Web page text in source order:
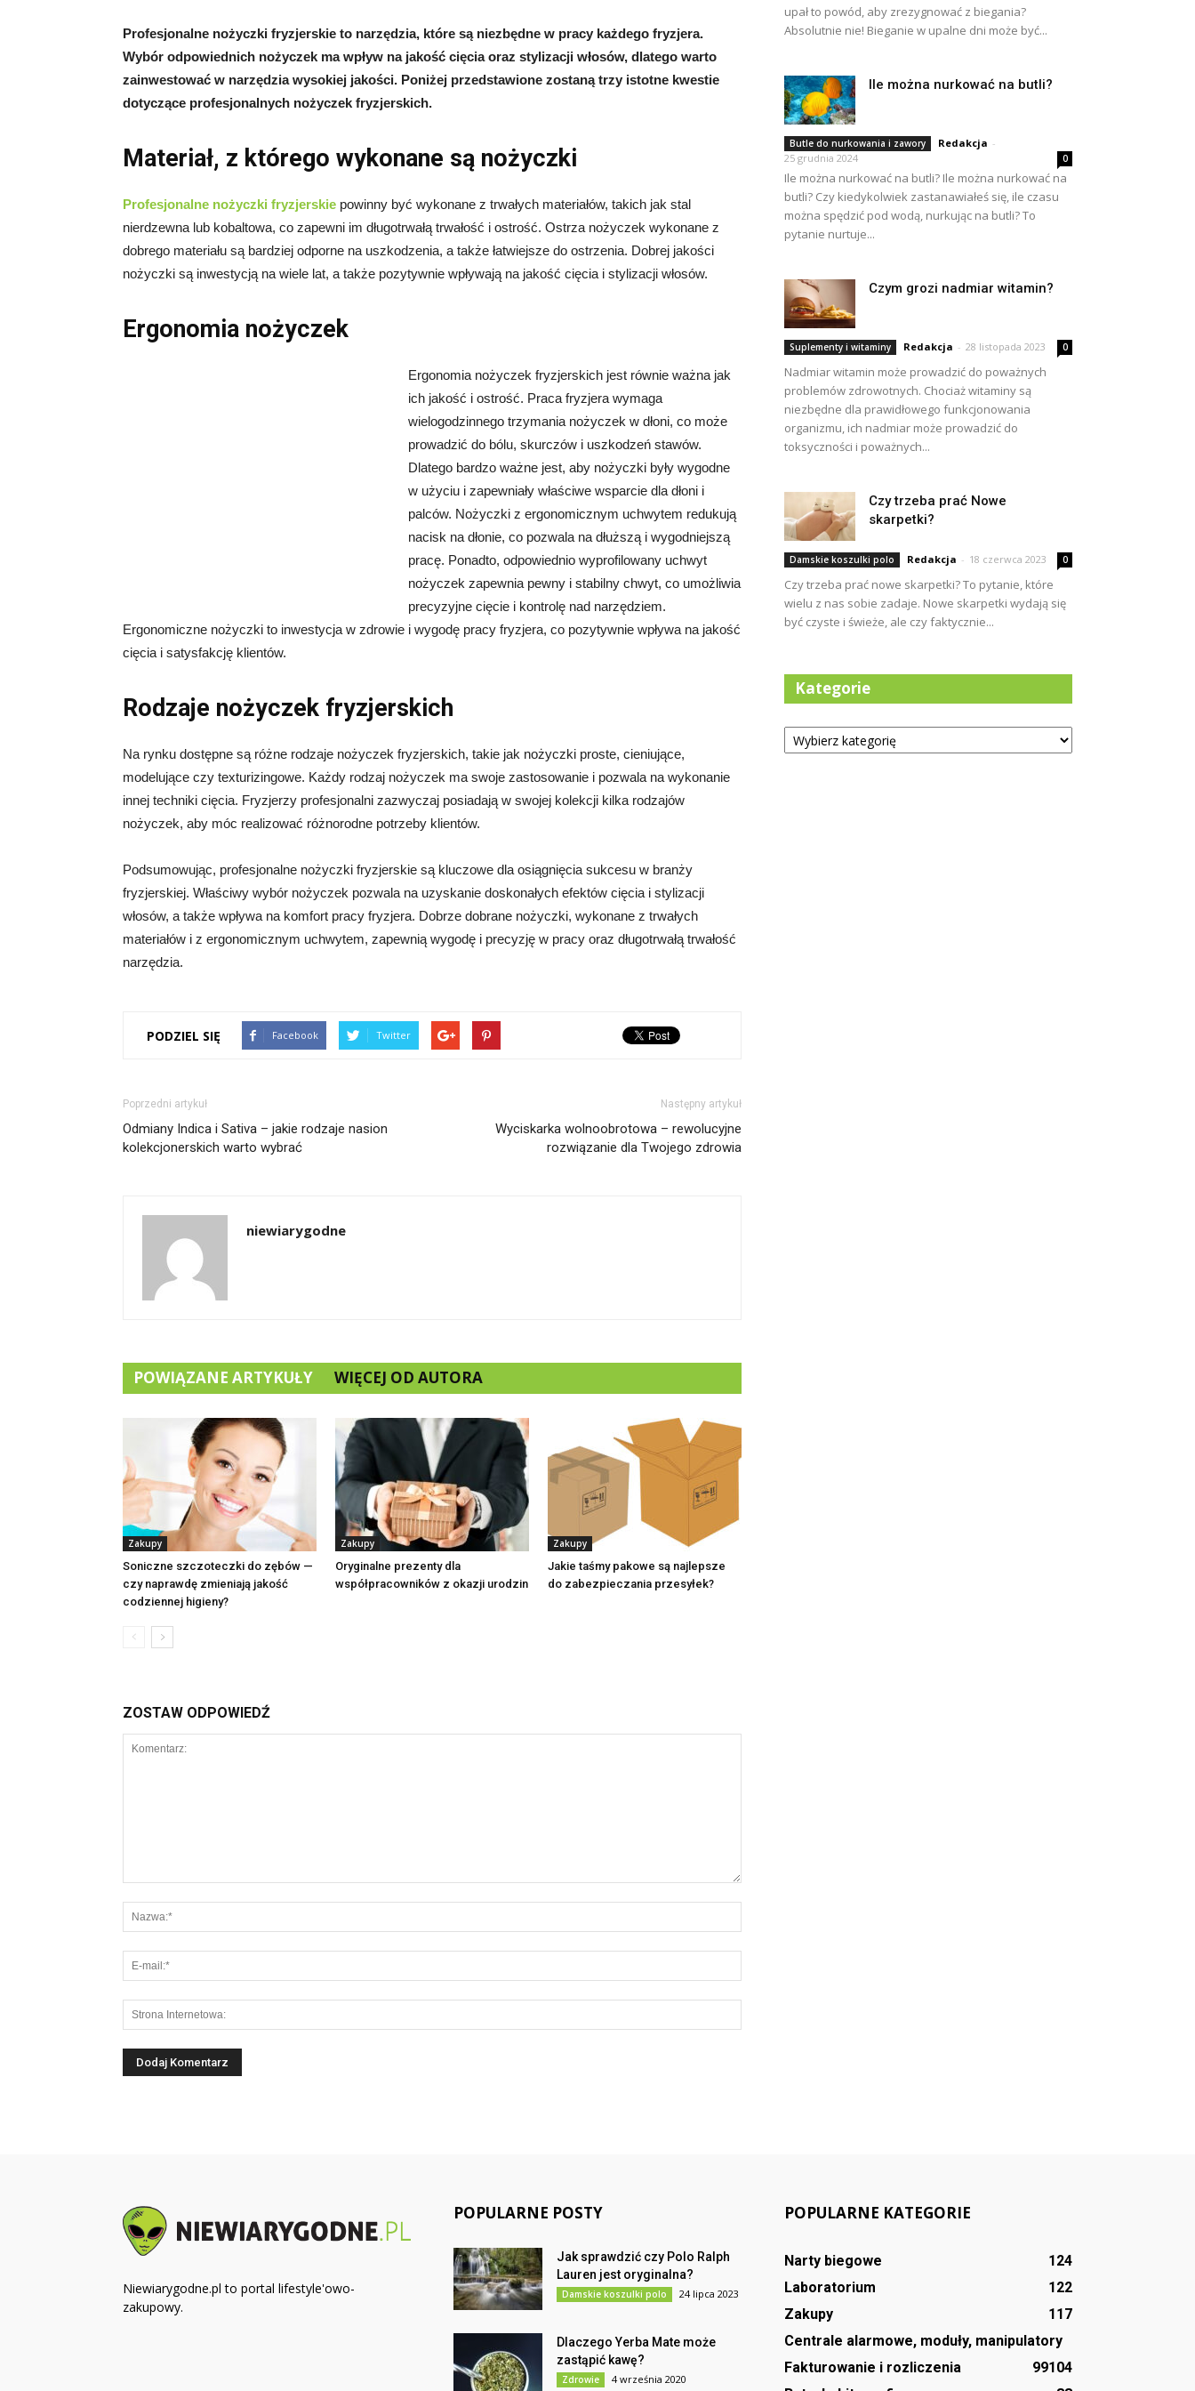
Profesjonalne nożyczki fryzjerskie to narzędzia, które są niezbędne w pracy każdego fryzjera.
Wybór odpowiednich nożyczek ma wpływ na jakość cięcia oraz stylizacji włosów, dlatego warto
zainwestować w narzędzia wysokiej jakości. Poniżej przedstawione zostaną trzy istotne kwestie
dotyczące profesjonalnych nożyczek fryzjerskich.
Materiał, z którego wykonane są nożyczki
Profesjonalne nożyczki fryzjerskie powinny być wykonane z trwałych materiałów, takich jak stal
nierdzewna lub kobaltowa, co zapewni im długotrwałą trwałość i ostrość. Ostrza nożyczek wykonane z
dobrego materiału są bardziej odporne na uszkodzenia, a także łatwiejsze do ostrzenia. Dobrej jakości
nożyczki są inwestycją na wiele lat, a także pozytywnie wpływają na jakość cięcia i stylizacji włosów.
Ergonomia nożyczek
Ergonomia nożyczek fryzjerskich jest równie ważna jak
ich jakość i ostrość. Praca fryzjera wymaga
wielogodzinnego trzymania nożyczek w dłoni, co może
prowadzić do bólu, skurczów i uszkodzeń stawów.
Dlatego bardzo ważne jest, aby nożyczki były wygodne
w użyciu i zapewniały właściwe wsparcie dla dłoni i
palców. Nożyczki z ergonomicznym uchwytem redukują
nacisk na dłonie, co pozwala na dłuższą i wygodniejszą
pracę. Ponadto, odpowiednio wyprofilowany uchwyt
nożyczek zapewnia pewny i stabilny chwyt, co umożliwia
precyzyjne cięcie i kontrolę nad narzędziem.
Ergonomiczne nożyczki to inwestycja w zdrowie i wygodę pracy fryzjera, co pozytywnie wpływa na jakość
cięcia i satysfakcję klientów.
Rodzaje nożyczek fryzjerskich
Na rynku dostępne są różne rodzaje nożyczek fryzjerskich, takie jak nożyczki proste, cieniujące,
modelujące czy texturizingowe. Każdy rodzaj nożyczek ma swoje zastosowanie i pozwala na wykonanie
innej techniki cięcia. Fryzjerzy profesjonalni zazwyczaj posiadają w swojej kolekcji kilka rodzajów
nożyczek, aby móc realizować różnorodne potrzeby klientów.
Podsumowując, profesjonalne nożyczki fryzjerskie są kluczowe dla osiągnięcia sukcesu w branży
fryzjerskiej. Właściwy wybór nożyczek pozwala na uzyskanie doskonałych efektów cięcia i stylizacji
włosów, a także wpływa na komfort pracy fryzjera. Dobrze dobrane nożyczki, wykonane z trwałych
materiałów i z ergonomicznym uchwytem, zapewnią wygodę i precyzję w pracy oraz długotrwałą trwałość
narzędzia.
PODZIEL SIĘ Facebook Twitter
Poprzedni artykuł
Odmiany Indica i Sativa – jakie rodzaje nasion
kolekcjonerskich warto wybrać
Następny artykuł
Wyciskarka wolnoobrotowa – rewolucyjne
rozwiązanie dla Twojego zdrowia
niewiarygodne
POWIĄZANE ARTYKUŁY WIĘCEJ OD AUTORA
Zakupy
Soniczne szczoteczki do zębów —
czy naprawdę zmieniają jakość
codziennej higieny?
Zakupy
Oryginalne prezenty dla
współpracowników z okazji urodzin
Zakupy
Jakie taśmy pakowe są najlepsze
do zabezpieczania przesyłek?
ZOSTAW ODPOWIEDŹ
upał to powód, aby zrezygnować z biegania?
Absolutnie nie! Bieganie w upalne dni może być...
Ile można nurkować na butli?
Butle do nurkowania i zawory Redakcja -
25 grudnia 2024
0
Ile można nurkować na butli? Ile można nurkować na
butli? Czy kiedykolwiek zastanawiałeś się, ile czasu
można spędzić pod wodą, nurkując na butli? To
pytanie nurtuje...
Czym grozi nadmiar witamin?
Suplementy i witaminy Redakcja - 28 listopada 2023 0
Nadmiar witamin może prowadzić do poważnych
problemów zdrowotnych. Chociaż witaminy są
niezbędne dla prawidłowego funkcjonowania
organizmu, ich nadmiar może prowadzić do
toksyczności i poważnych...
Czy trzeba prać Nowe
skarpetki?
Damskie koszulki polo Redakcja - 18 czerwca 2023 0
Czy trzeba prać nowe skarpetki? To pytanie, które
wielu z nas sobie zadaje. Nowe skarpetki wydają się
być czyste i świeże, ale czy faktycznie...
Kategorie
Kategorie
Niewiarygodne.pl to portal lifestyle'owo-
zakupowy.
POPULARNE POSTY
Jak sprawdzić czy Polo Ralph
Lauren jest oryginalna?
Damskie koszulki polo 24 lipca 2023
Dlaczego Yerba Mate może
zastąpić kawę?
Zdrowie 4 września 2020
POPULARNE KATEGORIE
Narty biegowe
124
Laboratorium
122
Zakupy
117
Centrale alarmowe, moduły, manipulatory
104
Fakturowanie i rozliczenia
99